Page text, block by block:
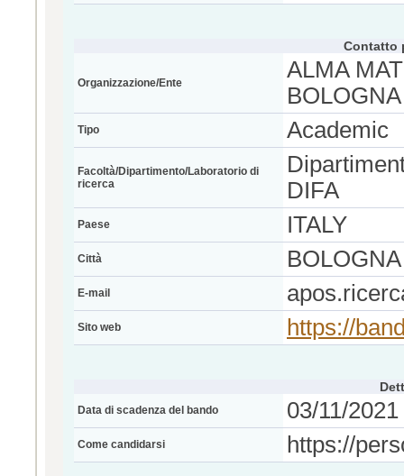
Contatto
Organizzazione/Ente
ALMA
BOLOGNA
Tipo Academic
Facoltà/Dipartimento/Laboratorio di
ricerca
DIFA
Paese ITALY
Città BOLOGNA
E-mail
Sito web https://
Data di scadenza del bando 03/11/
Come candidarsi https://